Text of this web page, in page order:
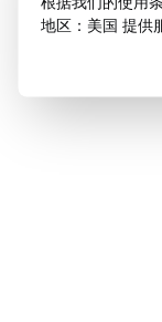
地区：美国 提供